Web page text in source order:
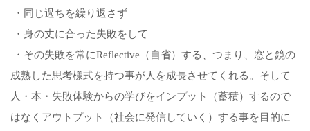
・同じ過ちを繰り返さず
・身の丈に合った失敗をして
・その失敗を常にReflective（自省）する、 つまり、窓と鏡の
成熟した思考様式を持つ事が人を成長させてくれる。そして
人・本・失敗体験からの学びをインプット（蓄積）するので
はなくアウトプット（社会に発信していく）する事を目的に